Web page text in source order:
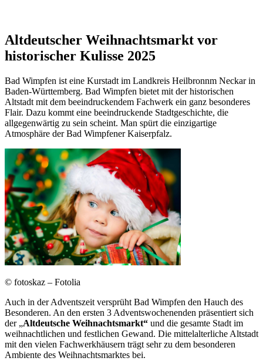
Altdeutscher Weihnachtsmarkt vor
historischer Kulisse 2025
Bad Wimpfen ist eine Kurstadt im Landkreis Heilbronnm Neckar in
Baden-Württemberg. Bad Wimpfen bietet mit der historischen
Altstadt mit dem beeindruckendem Fachwerk ein ganz besonderes
Flair. Dazu kommt eine beeindruckende Stadtgeschichte, die
allgegenwärtig zu sein scheint. Man spürt die einzigartige
Atmosphäre der Bad Wimpfener Kaiserpfalz.
© fotoskaz – Fotolia
Auch in der Adventszeit versprüht Bad Wimpfen den Hauch des
Besonderen. An den ersten 3 Adventswochenenden präsentiert sich
der „Altdeutsche Weihnachtsmarkt“ und die gesamte Stadt im
weihnachtlichen und festlichen Gewand. Die mittelalterliche Altstadt
mit den vielen Fachwerkhäusern trägt sehr zu dem besonderen
Ambiente des Weihnachtsmarktes bei.